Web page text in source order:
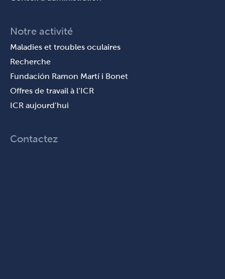
Notre activité
Maladies et troubles oculaires
Recherche
Fundación Ramon Martí i Bonet
Offres de travail à l’ICR
ICR aujourd’hui
Contactez